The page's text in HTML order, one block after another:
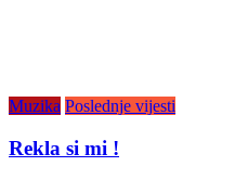
Muzika Poslednje vijesti
Rekla si mi !